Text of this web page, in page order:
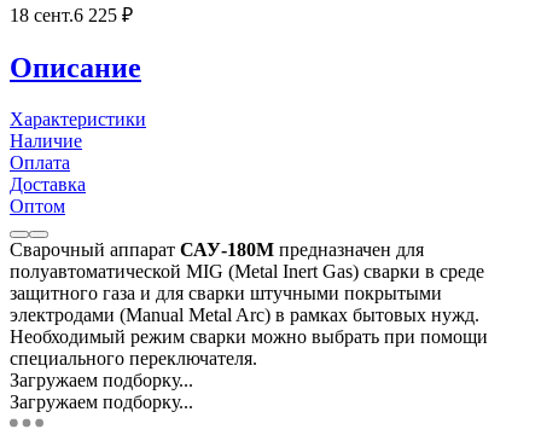
18 сент.6 225 ₽
Описание
Характеристики
Наличие
Оплата
Доставка
Оптом
Сварочный аппарат САУ-180М предназначен для
полуавтоматической MIG (Metal Inert Gas) сварки в среде
защитного газа и для сварки штучными покрытыми
электродами (Manual Metal Arc) в рамках бытовых нужд.
Необходимый режим сварки можно выбрать при помощи
специального переключателя.
Загружаем подборку...
Загружаем подборку...